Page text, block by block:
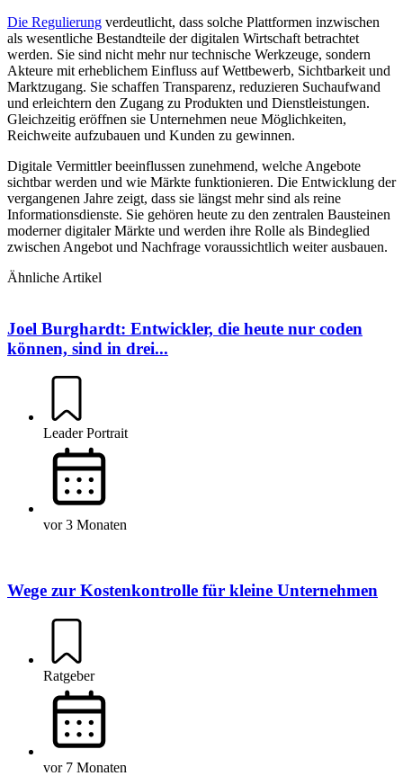
Die Regulierung verdeutlicht, dass solche Plattformen inzwischen
als wesentliche Bestandteile der digitalen Wirtschaft betrachtet
werden. Sie sind nicht mehr nur technische Werkzeuge, sondern
Akteure mit erheblichem Einfluss auf Wettbewerb, Sichtbarkeit und
Marktzugang. Sie schaffen Transparenz, reduzieren Suchaufwand
und erleichtern den Zugang zu Produkten und Dienstleistungen.
Gleichzeitig eröffnen sie Unternehmen neue Möglichkeiten,
Reichweite aufzubauen und Kunden zu gewinnen.
Digitale Vermittler beeinflussen zunehmend, welche Angebote
sichtbar werden und wie Märkte funktionieren. Die Entwicklung der
vergangenen Jahre zeigt, dass sie längst mehr sind als reine
Informationsdienste. Sie gehören heute zu den zentralen Bausteinen
moderner digitaler Märkte und werden ihre Rolle als Bindeglied
zwischen Angebot und Nachfrage voraussichtlich weiter ausbauen.
Ähnliche Artikel
Joel Burghardt: Entwickler, die heute nur coden
können, sind in drei...
Leader Portrait
vor 3 Monaten
Wege zur Kostenkontrolle für kleine Unternehmen
Ratgeber
vor 7 Monaten